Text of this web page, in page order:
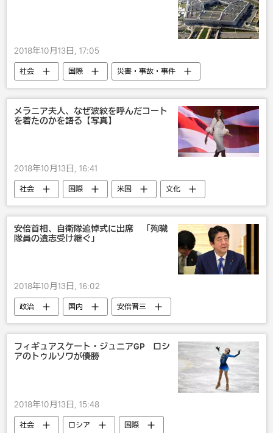
2018年10月13日, 17:05
社会 国際
災害・事故・事件
米国
米国防総省・ペンタゴン
事故
ハッカー
メラニア夫人、なぜ波紋を呼んだコート
を着たのかを語る【写真】
2018年10月13日, 16:41
社会 国際 米国
文化
メラニア・トランプ
スキャンダル
安倍首相、自衛隊追悼式に出席 「殉職
隊員の遺志受け継ぐ」
2018年10月13日, 16:02
政治 国内
安倍晋三
自衛隊
フィギュアスケート・ジュニアGP ロシ
アのトゥルソワが優勝
2018年10月13日, 15:48
社会 ロシア 国際